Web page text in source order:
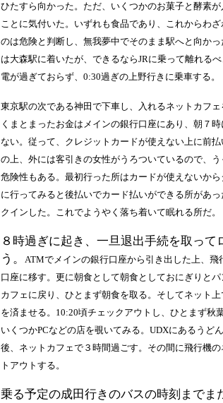
ひたすら向かった。ただ、いくつかのお菓子と酵素
ことに気付いた。いずれも食品であり、これからわざ
のは危険と判断し、無我夢中でそのまま駅へと向かっ
は大森駅に着いたが、できるならJRに乗って離れる
電が過ぎておらず、0:30過ぎの上野行きに乗車する。
東京駅の次である神田で下車し、入れるネットカフ
くまとまったお金はメインの銀行口座にあり、 朝７時
ない。従って、クレジットカードが使えない上に前
の上、外には客引きの女性がうろついているので、う
危険性もある。最初行った所はカードが使えないか
に行ってみると 後払いでカード払いができる所があ
クインした。これでようやく落ち着いて眠れる所だ。
８時過ぎに起き、一旦退出手続を取って
う。
ATMでメインの銀行口座から引き出した上、飛
口座に移す。更に朝食として朝食としておにぎりと
カフェに戻り、ひとまず朝食を取る。そしてネット
を済ませる。10:20頃チェックアウトし、ひとまず秋
いくつかPCなどの店を覗いてみる。UDXにあるうど
後、ネットカフェで３時間過ごす。その間に飛行機
トアウトする。
乗る予定の成田行きのバスの時刻までま